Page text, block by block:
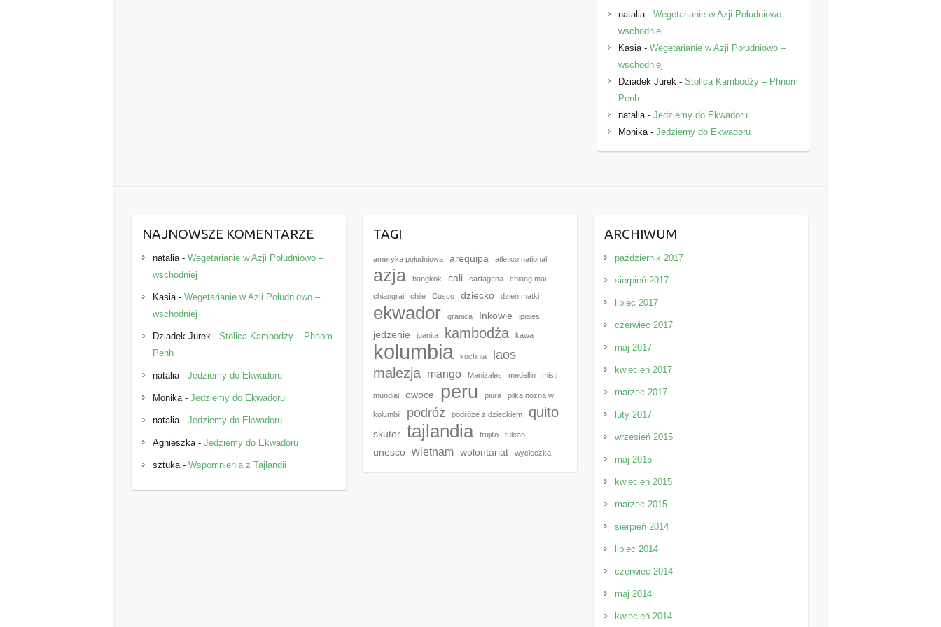
natalia- Wegetarianie w Azji Południowo –
wschodniej
Kasia- Wegetarianie w Azji Południowo –
wschodniej
Dziadek Jurek- Stolica Kambodży – Phnom
Penh
natalia- Jedziemy do Ekwadoru
Monika- Jedziemy do Ekwadoru
NAJNOWSZE KOMENTARZE
natalia-Wegetarianie w Azji Południowo –
wschodniej
Kasia-Wegetarianie w Azji Południowo –
wschodniej
Dziadek Jurek -Stolica Kambodży – Phnom
Penh
natalia-Jedziemy do Ekwadoru
Monika-Jedziemy do Ekwadoru
natalia-Jedziemy do Ekwadoru
Agnieszka-Jedziemy do Ekwadoru
sztuka-Wspomnienia z Tajlandii
TAGI
ameryka południowa arequipa atletico national
azja bangkok cali cartagena chiang mai
chiangrai chile Cusco dziecko dzień matki
ekwador granica Inkowie ipiales
jedzenie juanita kambodża kawa
kolumbia kuchnia laos
malezja mango Manizales medellin misti
mundial owoce peru piura piłka nożna w
kolumbii podróż podróże z dzieckiem quito
skuter tajlandia trujillo tulcan
unesco wietnam wolontariat wycieczka
ARCHIWUM
październik 2017
sierpień 2017
lipiec 2017
czerwiec 2017
maj 2017
kwiecień 2017
marzec 2017
luty 2017
wrzesień 2015
maj 2015
kwiecień 2015
marzec 2015
sierpień 2014
lipiec 2014
czerwiec 2014
maj 2014
kwiecień 2014